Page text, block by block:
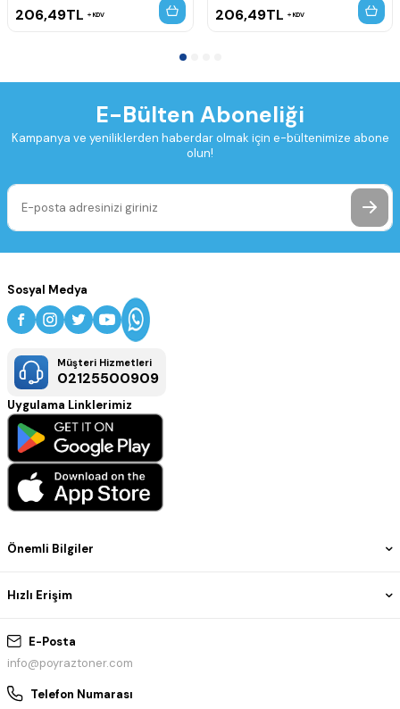
206,49TL KDV 206,49TL KDV
E-Bülten Aboneliği
Kampanya ve yeniliklerden haberdar olmak için e-bültenimize abone
olun!
E-Posta
info@poyraztoner.com
Telefon Numarası
Önemli Bilgiler
Hızlı Erişim
Sosyal Medya
Müşteri Hizmetleri
02125500909
Uygulama Linklerimiz